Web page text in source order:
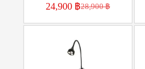
28,900฿
24,900 ฿